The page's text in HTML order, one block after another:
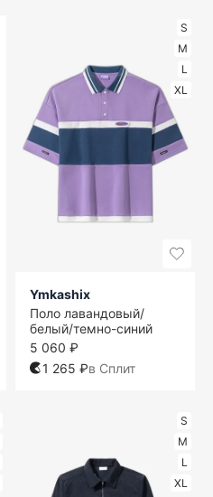
S
M
L
XL
Ymkashix
Поло лавандовый/
белый/темно-синий
5 060 ₽
1 265 ₽в Сплит
S
M
L
XL